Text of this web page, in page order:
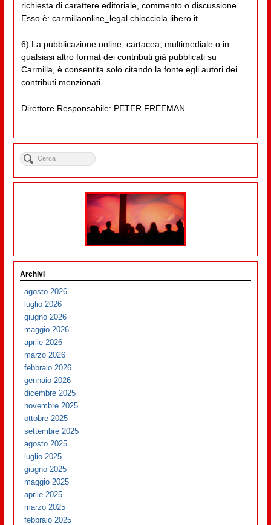
richiesta di carattere editoriale, commento o discussione.
Esso è: carmillaonline_legal chiocciola libero.it
6) La pubblicazione online, cartacea, multimediale o in
qualsiasi altro format dei contributi già pubblicati su
Carmilla, è consentita solo citando la fonte egli autori dei
contributi menzionati.
Direttore Responsabile: PETER FREEMAN
Archivi
agosto 2026
luglio 2026
giugno 2026
maggio 2026
aprile 2026
marzo 2026
febbraio 2026
gennaio 2026
dicembre 2025
novembre 2025
ottobre 2025
settembre 2025
agosto 2025
luglio 2025
giugno 2025
maggio 2025
aprile 2025
marzo 2025
febbraio 2025